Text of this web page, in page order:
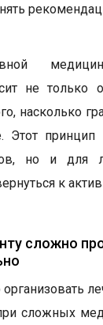
не только
насколько
Этот
но и для
к
сложно
сложных